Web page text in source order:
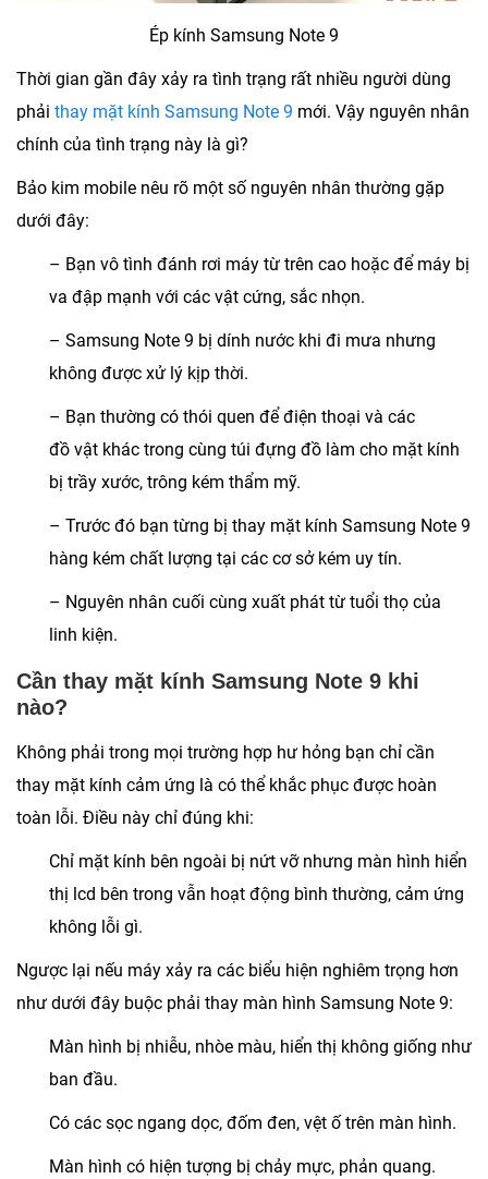
Ép kính Samsung Note 9
Thời gian gần đây xảy ra tình trạng rất nhiều người dùng
phải thay mặt kính Samsung Note 9 mới. Vậy nguyên nhân
chính của tình trạng này là gì?
Bảo kim mobile nêu rõ một số nguyên nhân thường gặp
dưới đây:
– Bạn vô tình đánh rơi máy từ trên cao hoặc để máy bị
va đập mạnh với các vật cứng, sắc nhọn.
– Samsung Note 9 bị dính nước khi đi mưa nhưng
không được xử lý kịp thời.
– Bạn thường có thói quen để điện thoại và các
đồ vật khác trong cùng túi đựng đồ làm cho mặt kính
bị trầy xước, trông kém thẩm mỹ.
– Trước đó bạn từng bị thay mặt kính Samsung Note 9
hàng kém chất lượng tại các cơ sở kém uy tín.
– Nguyên nhân cuối cùng xuất phát từ tuổi thọ của
linh kiện.
Cần thay mặt kính Samsung Note 9 khi
nào?
Không phải trong mọi trường hợp hư hỏng bạn chỉ cần
thay mặt kính cảm ứng là có thể khắc phục được hoàn
toàn lỗi. Điều này chỉ đúng khi:
Chỉ mặt kính bên ngoài bị nứt vỡ nhưng màn hình hiển
thị lcd bên trong vẫn hoạt động bình thường, cảm ứng
không lỗi gì.
Ngược lại nếu máy xảy ra các biểu hiện nghiêm trọng hơn
như dưới đây buộc phải thay màn hình Samsung Note 9:
Màn hình bị nhiễu, nhòe màu, hiển thị không giống như
ban đầu.
Có các sọc ngang dọc, đốm đen, vệt ố trên màn hình.
Màn hình có hiện tượng bị chảy mực, phản quang.